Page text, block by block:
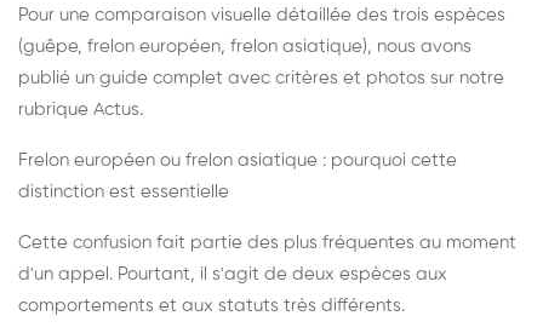
Pour une comparaison visuelle détaillée des trois espèces
(guêpe, frelon européen, frelon asiatique), nous avons
publié un guide complet avec critères et photos sur notre
rubrique Actus.
Frelon européen ou frelon asiatique : pourquoi cette
distinction est essentielle
Cette confusion fait partie des plus fréquentes au moment
d'un appel. Pourtant, il s'agit de deux espèces aux
comportements et aux statuts très différents.